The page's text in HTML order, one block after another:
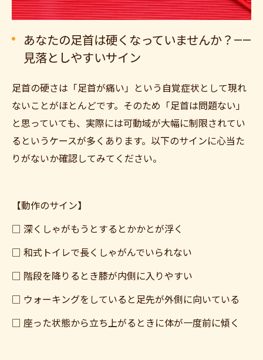
あなたの足首は硬くなっていませんか？——
見落としやすいサイン
足首の硬さは「足首が痛い」という自覚症状として現れ
ないことがほとんどです。そのため「足首は問題ない」
と思っていても、実際には可動域が大幅に制限されてい
るというケースが多くあります。以下のサインに心当た
りがないか確認してみてください。
【動作のサイン】
□ 深くしゃがもうとするとかかとが浮く
□ 和式トイレで長くしゃがんでいられない
□ 階段を降りるとき膝が内側に入りやすい
□ ウォーキングをしていると足先が外側に向いている
□ 座った状態から立ち上がるときに体が一度前に傾く